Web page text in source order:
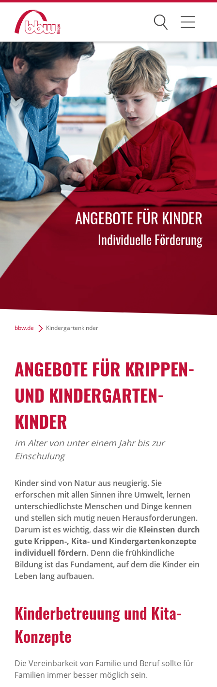
Suchen
Arbeitsfelder
Ihre Vorteile
Über uns
bbw e. V.
Karriere
Presse
News Archiv
ANGEBOTE FÜR KINDER
Individuelle Förderung
bbw.de Kindergartenkinder
ANGE­BOTE FÜR KRIPPEN-
UND KINDER­GAR­TEN­
KINDER
im Alter von unter einem Jahr bis zur
Einschulung
Kinder sind von Natur aus neugierig. Sie
erforschen mit allen Sinnen ihre Umwelt, lernen
unterschiedlichste Menschen und Dinge kennen
und stellen sich mutig neuen Herausforderungen.
Darum ist es wichtig, dass wir die Kleinsten durch
gute Krippen-, Kita- und Kindergartenkonzepte
individuell fördern. Denn die frühkindliche
Bildung ist das Fundament, auf dem die Kinder ein
Leben lang aufbauen.
Kinder­be­treuung und Kita-
Konzepte
Die Vereinbarkeit von Familie und Beruf sollte für
Familien immer besser möglich sein.